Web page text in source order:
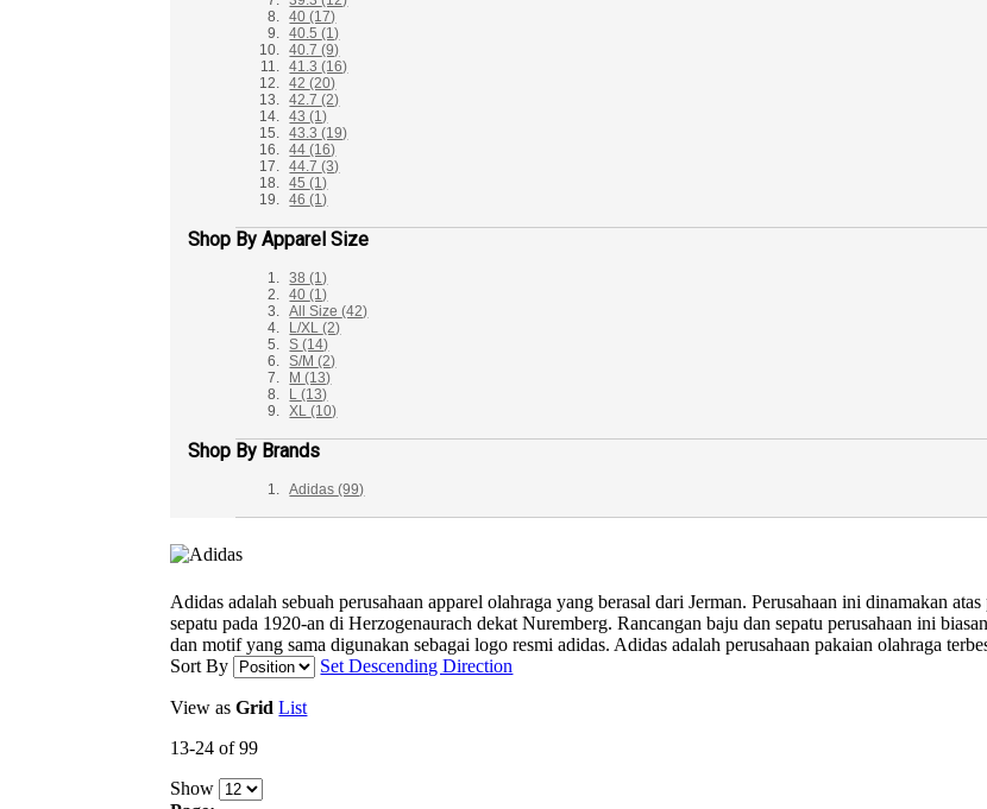
40(17)
40.5(1)
40.7(9)
41.3(16)
42(20)
42.7(2)
43(1)
43.3(19)
44(16)
44.7(3)
45(1)
46(1)
Shop By Apparel Size
38(1)
40(1)
All Size(42)
L/XL(2)
S(14)
S/M(2)
M(13)
L(13)
XL(10)
Shop By Brands
Adidas(99)
Adidas adalah sebuah perusahaan apparel olahraga yang berasal dari Jerman. Perusahaan ini dinamakan
sepatu pada 1920-an di Herzogenaurach dekat Nuremberg. Rancangan baju dan sepatu perusahaan ini
dan motif yang sama digunakan sebagai logo resmi adidas. Adidas adalah perusahaan pakaian olahraga
Sort By
Set Descending Direction
View as Grid List
13-24 of 99
Show